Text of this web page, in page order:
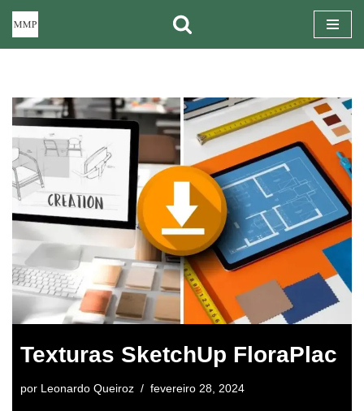
conteúdo
Texturas SketchUp FloraPlac
por Leonardo Queiroz fevereiro 28, 2024